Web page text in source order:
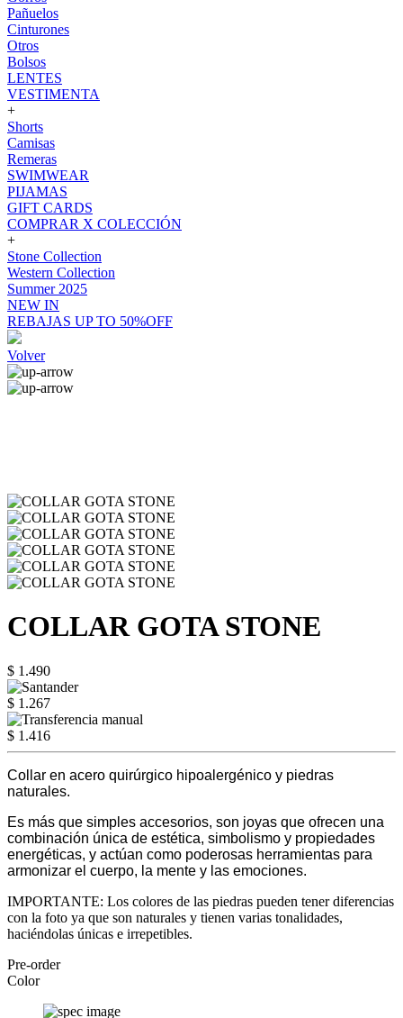
Pañuelos
Cinturones
Otros
Bolsos
LENTES
VESTIMENTA
+
Shorts
Camisas
Remeras
SWIMWEAR
PIJAMAS
GIFT CARDS
COMPRAR X COLECCIÓN
+
Stone Collection
Western Collection
Summer 2025
NEW IN
REBAJAS UP TO 50%OFF
Volver
COLLAR GOTA STONE
$ 1.490
$ 1.267
$ 1.416
Collar en acero quirúrgico hipoalergénico y piedras
naturales.
Es más que simples accesorios, son joyas que ofrecen una
combinación única de estética, simbolismo y propiedades
energéticas, y actúan como poderosas herramientas para
armonizar el cuerpo, la mente y las emociones.
IMPORTANTE: Los colores de las piedras pueden tener diferencias
con la foto ya que son naturales y tienen varias tonalidades,
haciéndolas únicas e irrepetibles.
Pre-order
Color